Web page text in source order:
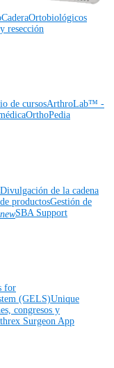
CaderaOrtobiológicos
resección
de cursosArthroLab™ -
OrthoPedia
Divulgación de la cadena
productosGestión de
SBA Support
for
(GELS)Unique
congresos y
Surgeon App